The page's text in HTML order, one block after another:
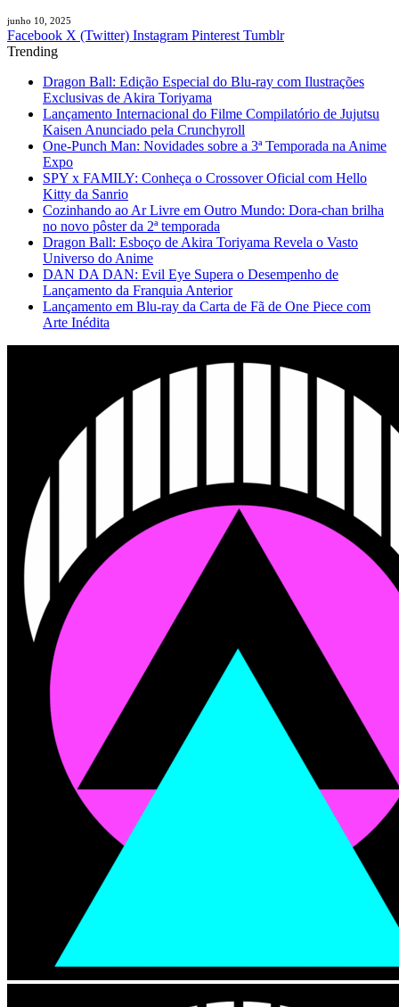
junho 10, 2025
Facebook X (Twitter) Instagram Pinterest Tumblr
Trending
Dragon Ball: Edição Especial do Blu-ray com Ilustrações
Exclusivas de Akira Toriyama
Lançamento Internacional do Filme Compilatório de Jujutsu
Kaisen Anunciado pela Crunchyroll
One-Punch Man: Novidades sobre a 3ª Temporada na Anime
Expo
SPY x FAMILY: Conheça o Crossover Oficial com Hello
Kitty da Sanrio
Cozinhando ao Ar Livre em Outro Mundo: Dora-chan brilha
no novo pôster da 2ª temporada
Dragon Ball: Esboço de Akira Toriyama Revela o Vasto
Universo do Anime
DAN DA DAN: Evil Eye Supera o Desempenho de
Lançamento da Franquia Anterior
Lançamento em Blu-ray da Carta de Fã de One Piece com
Arte Inédita